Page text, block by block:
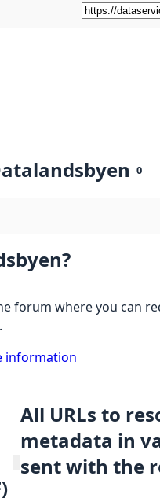
0
forum where you can
information
All URLs to
metadata in
sent with the